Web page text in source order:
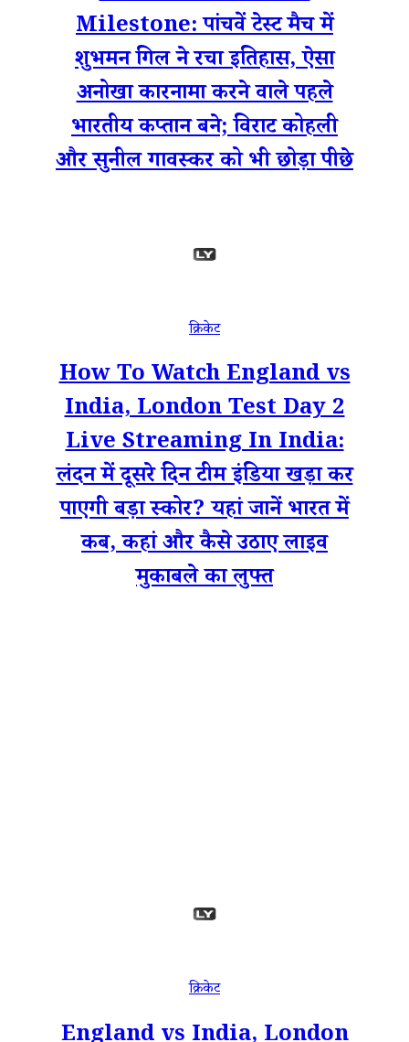
Milestone: पांचवें टेस्ट मैच में
शुभमन गिल ने रचा इतिहास, ऐसा
अनोखा कारनामा करने वाले पहले
भारतीय कप्तान बने; विराट कोहली
और सुनील गावस्कर को भी छोड़ा पीछे
क्रिकेट
How To Watch England vs
India, London Test Day 2
Live Streaming In India:
लंदन में दूसरे दिन टीम इंडिया खड़ा कर
पाएगी बड़ा स्कोर? यहां जानें भारत में
कब, कहां और कैसे उठाए लाइव
मुकाबले का लुफ्त
क्रिकेट